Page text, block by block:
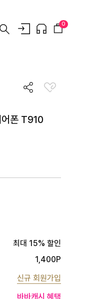
0
어폰 T910
최대 15% 할인
1,400P
신규 회원가입
바바캐시 혜택